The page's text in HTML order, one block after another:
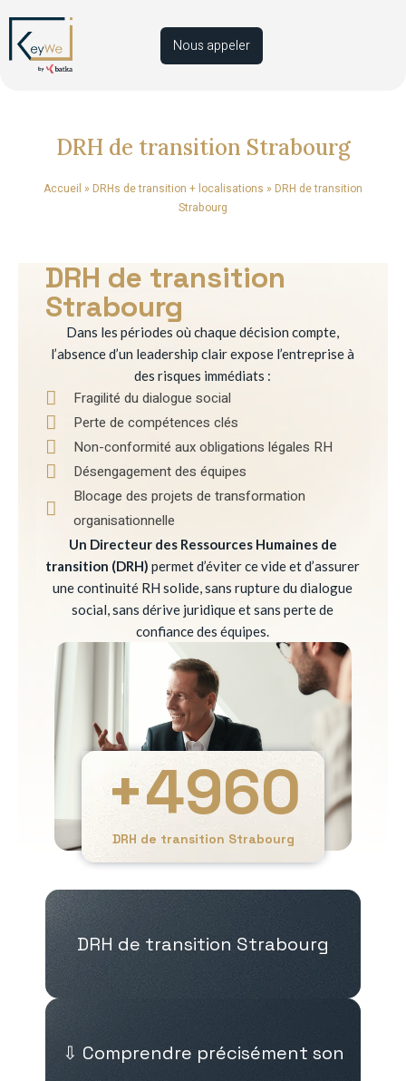
Nous appeler
DRH de transition Strabourg
Accueil » DRHs de transition + localisations » DRH de transition
Strabourg
DRH de transition
Strabourg
Dans les périodes où chaque décision compte,
l’absence d’un leadership clair expose l’entreprise à
des risques immédiats :
Fragilité du dialogue social
Perte de compétences clés
Non-conformité aux obligations légales RH
Désengagement des équipes
Blocage des projets de transformation
organisationnelle
Un Directeur des Ressources Humaines de
transition (DRH) permet d’éviter ce vide et d’assurer
une continuité RH solide, sans rupture du dialogue
social, sans dérive juridique et sans perte de
confiance des équipes.
DRH de transition Strabourg
+4960
DRH de transition Strabourg
⇩ Comprendre précisément son